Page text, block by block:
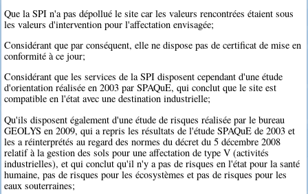
Que la SPI n'a pas dépollué le site car les valeurs rencontrées étaient sous
les valeurs d'intervention pour l'affectation envisagée;
Considérant que par conséquent, elle ne dispose pas de certificat de mise en
conformité à ce jour;
Considérant que les services de la SPI disposent cependant d'une étude
d'orientation réalisée en 2003 par SPAQuE, qui conclut que le site est
compatible en l'état avec une destination industrielle;
Qu'ils disposent également d'une étude de risques réalisée par le bureau
GEOLYS en 2009, qui a repris les résultats de l'étude SPAQuE de 2003 et
les a réinterprétés au regard des normes du décret du 5 décembre 2008
relatif à la gestion des sols pour une affectation de type V (activités
industrielles), et qui conclut qu'il n'y a pas de risques en l'état pour la santé
humaine, pas de risques pour les écosystèmes et pas de risques pour les
eaux souterraines;